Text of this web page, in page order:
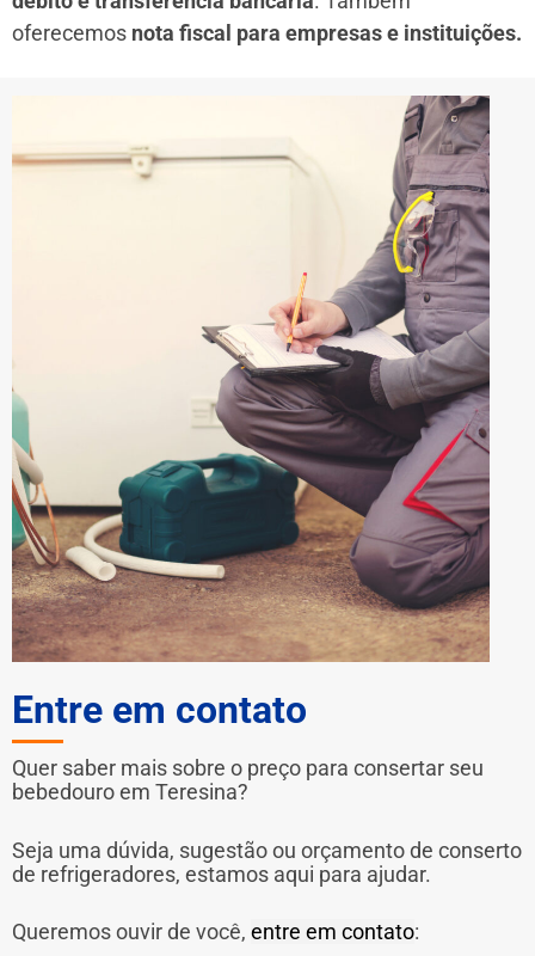
oferecemos nota fiscal para empresas e instituições.
Entre em contato
Quer saber mais sobre o preço para consertar seu
bebedouro em Teresina?
Seja uma dúvida, sugestão ou orçamento de conserto
de refrigeradores, estamos aqui para ajudar.
Queremos ouvir de você, entre em contato: